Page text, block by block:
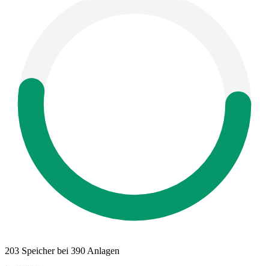
203 Speicher bei 390 Anlagen